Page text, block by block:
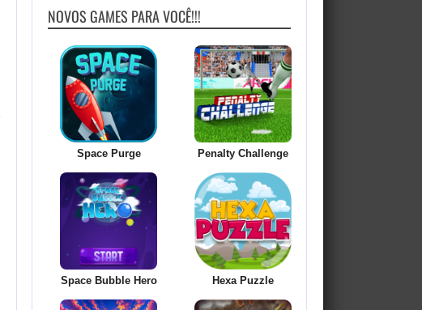
NOVOS GAMES PARA VOCÊ!!!
Space Purge Penalty Challenge
Space Bubble Hero Hexa Puzzle